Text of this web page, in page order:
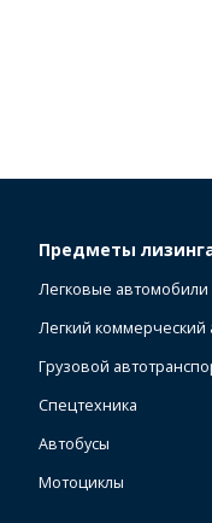
Предметы
Легковые автомобили
Легкий коммерческий
Грузовой
Спецтехника
Автобусы
Мотоциклы